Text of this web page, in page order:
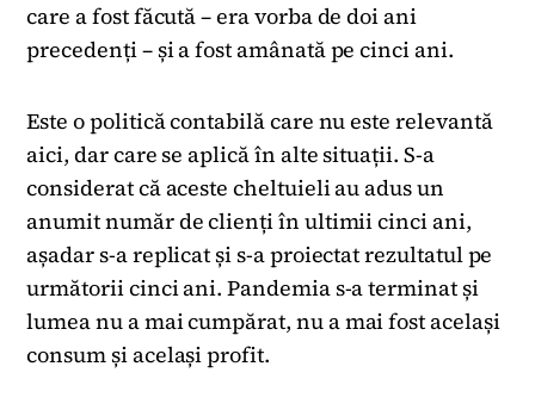
care a fost făcută – era vorba de doi ani
precedenți – și a fost amânată pe cinci ani.
Este o politică contabilă care nu este relevantă
aici, dar care se aplică în alte situații. S-a
considerat că aceste cheltuieli au adus un
anumit număr de clienți în ultimii cinci ani,
așadar s-a replicat și s-a proiectat rezultatul pe
următorii cinci ani. Pandemia s-a terminat și
lumea nu a mai cumpărat, nu a mai fost același
consum și același profit.